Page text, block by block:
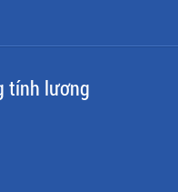
tính lương